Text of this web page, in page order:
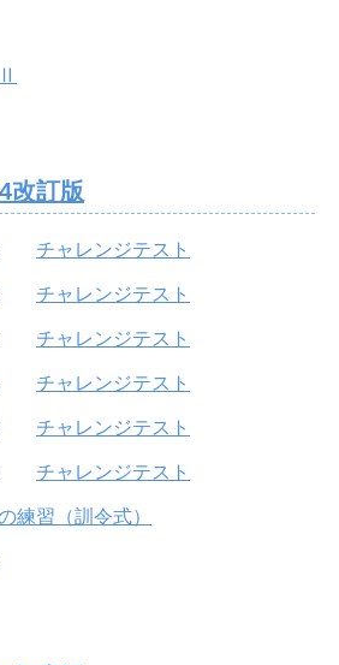
Ⅱ
改訂版
チャレンジテスト
チャレンジテスト
チャレンジテスト
チャレンジテスト
チャレンジテスト
チャレンジテスト
習（訓令式）